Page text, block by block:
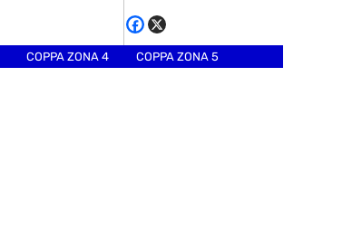
COPPA ZONA 4
COPPA ZONA 5